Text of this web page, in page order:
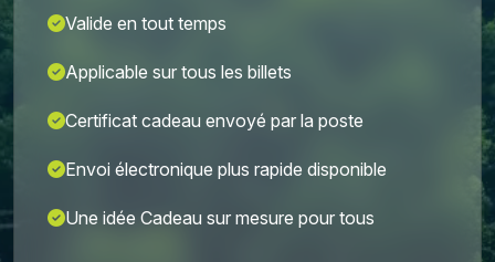
Valide en tout temps
Applicable sur tous les billets
Certificat cadeau envoyé par la poste
Envoi électronique plus rapide disponible
Une idée Cadeau sur mesure pour tous